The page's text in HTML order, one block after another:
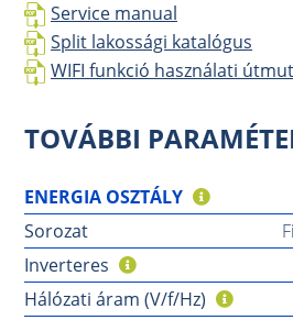
Service manual
Split lakossági katalógus
WIFI funkció használati
TOVÁBBI
ENERGIA OSZTÁLY
Sorozat
Inverteres
Hálózati áram (V/f/Hz)